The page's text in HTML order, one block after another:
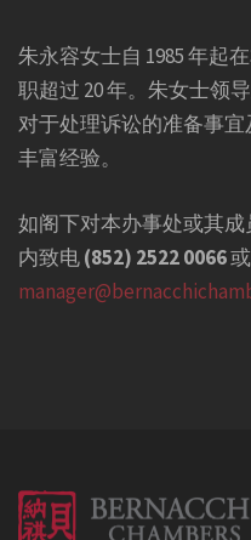
朱永容女士自 1985 年起
职超过 20 年。朱女士领
对于处理诉讼的准备事
丰富经验。
如阁下对本办事处或其
内致电(852) 2522 0066